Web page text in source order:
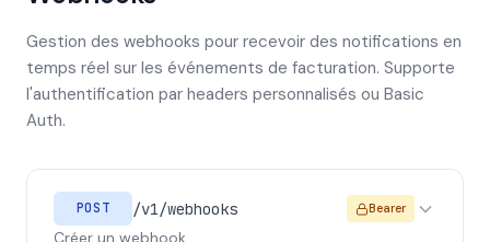
Gestion des webhooks pour recevoir des notifications en
temps réel sur les événements de facturation. Supporte
l'authentification par headers personnalisés ou Basic
Auth.
POST
/v1/webhooks
Créer un webhook
Bearer